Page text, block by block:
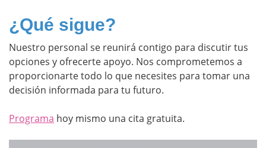
¿Qué sigue?
Nuestro personal se reunirá contigo para discutir tus
opciones y ofrecerte apoyo. Nos comprometemos a
proporcionarte todo lo que necesites para tomar una
decisión informada para tu futuro.
Programa hoy mismo una cita gratuita.